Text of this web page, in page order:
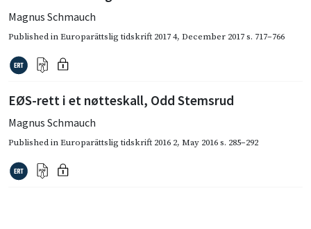
Magnus Schmauch
Published inEuroparättslig tidskrift 2017 4, December 2017s. 717–766
EØS-rett i et nøtteskall, Odd Stemsrud
Magnus Schmauch
Published inEuroparättslig tidskrift 2016 2, May 2016s. 285–292